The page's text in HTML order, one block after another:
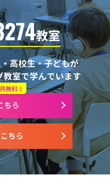
教室
高校生・子どもが
室で学んでいます
ちら
無料！
ちら